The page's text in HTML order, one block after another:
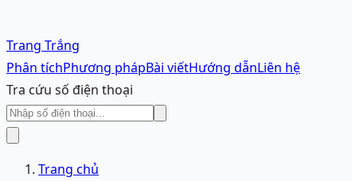
Trang Trắng
Phân tíchPhương phápBài viếtHướng dẫnLiên hệ
Tra cứu số điện thoại
Trang chủ